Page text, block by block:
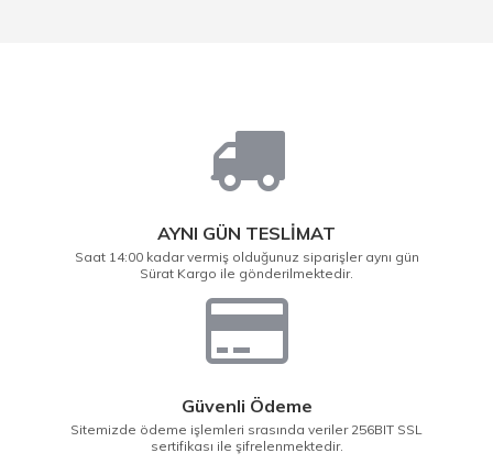
AYNI GÜN TESLİMAT
Saat 14:00 kadar vermiş olduğunuz siparişler aynı gün
Sürat Kargo ile gönderilmektedir.
Güvenli Ödeme
Sitemizde ödeme işlemleri srasında veriler 256BIT SSL
sertifikası ile şifrelenmektedir.